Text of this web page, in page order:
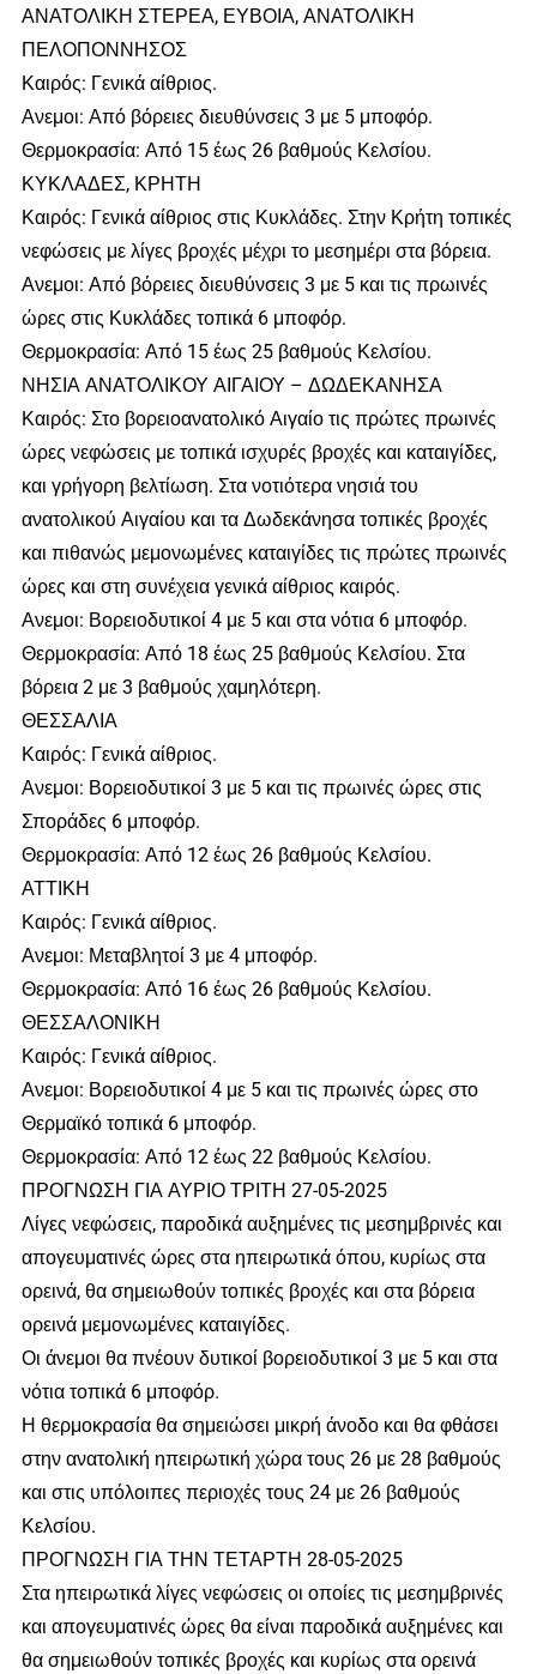
ΑΝΑΤΟΛΙΚΗ ΣΤΕΡΕΑ, ΕΥΒΟΙΑ, ΑΝΑΤΟΛΙΚΗ
ΠΕΛΟΠΟΝΝΗΣΟΣ
Καιρός: Γενικά αίθριος.
Ανεμοι: Από βόρειες διευθύνσεις 3 με 5 μποφόρ.
Θερμοκρασία: Από 15 έως 26 βαθμούς Κελσίου.
ΚΥΚΛΑΔΕΣ, ΚΡΗΤΗ
Καιρός: Γενικά αίθριος στις Κυκλάδες. Στην Κρήτη τοπικές
νεφώσεις με λίγες βροχές μέχρι το μεσημέρι στα βόρεια.
Ανεμοι: Από βόρειες διευθύνσεις 3 με 5 και τις πρωινές
ώρες στις Κυκλάδες τοπικά 6 μποφόρ.
Θερμοκρασία: Από 15 έως 25 βαθμούς Κελσίου.
ΝΗΣΙΑ ΑΝΑΤΟΛΙΚΟΥ ΑΙΓΑΙΟΥ – ΔΩΔΕΚΑΝΗΣΑ
Καιρός: Στο βορειοανατολικό Αιγαίο τις πρώτες πρωινές
ώρες νεφώσεις με τοπικά ισχυρές βροχές και καταιγίδες,
και γρήγορη βελτίωση. Στα νοτιότερα νησιά του
ανατολικού Αιγαίου και τα Δωδεκάνησα τοπικές βροχές
και πιθανώς μεμονωμένες καταιγίδες τις πρώτες πρωινές
ώρες και στη συνέχεια γενικά αίθριος καιρός.
Ανεμοι: Βορειοδυτικοί 4 με 5 και στα νότια 6 μποφόρ.
Θερμοκρασία: Από 18 έως 25 βαθμούς Κελσίου. Στα
βόρεια 2 με 3 βαθμούς χαμηλότερη.
ΘΕΣΣΑΛΙΑ
Καιρός: Γενικά αίθριος.
Ανεμοι: Βορειοδυτικοί 3 με 5 και τις πρωινές ώρες στις
Σποράδες 6 μποφόρ.
Θερμοκρασία: Από 12 έως 26 βαθμούς Κελσίου.
ΑΤΤΙΚΗ
Καιρός: Γενικά αίθριος.
Ανεμοι: Μεταβλητοί 3 με 4 μποφόρ.
Θερμοκρασία: Από 16 έως 26 βαθμούς Κελσίου.
ΘΕΣΣΑΛΟΝΙΚΗ
Καιρός: Γενικά αίθριος.
Ανεμοι: Βορειοδυτικοί 4 με 5 και τις πρωινές ώρες στο
Θερμαϊκό τοπικά 6 μποφόρ.
Θερμοκρασία: Από 12 έως 22 βαθμούς Κελσίου.
ΠΡΟΓΝΩΣΗ ΓΙΑ ΑΥΡΙΟ ΤΡΙΤΗ 27-05-2025
Λίγες νεφώσεις, παροδικά αυξημένες τις μεσημβρινές και
απογευματινές ώρες στα ηπειρωτικά όπου, κυρίως στα
ορεινά, θα σημειωθούν τοπικές βροχές και στα βόρεια
ορεινά μεμονωμένες καταιγίδες.
Οι άνεμοι θα πνέουν δυτικοί βορειοδυτικοί 3 με 5 και στα
νότια τοπικά 6 μποφόρ.
Η θερμοκρασία θα σημειώσει μικρή άνοδο και θα φθάσει
στην ανατολική ηπειρωτική χώρα τους 26 με 28 βαθμούς
και στις υπόλοιπες περιοχές τους 24 με 26 βαθμούς
Κελσίου.
ΠΡΟΓΝΩΣΗ ΓΙΑ ΤΗΝ ΤΕΤΑΡΤΗ 28-05-2025
Στα ηπειρωτικά λίγες νεφώσεις οι οποίες τις μεσημβρινές
και απογευματινές ώρες θα είναι παροδικά αυξημένες και
θα σημειωθούν τοπικές βροχές και κυρίως στα ορεινά